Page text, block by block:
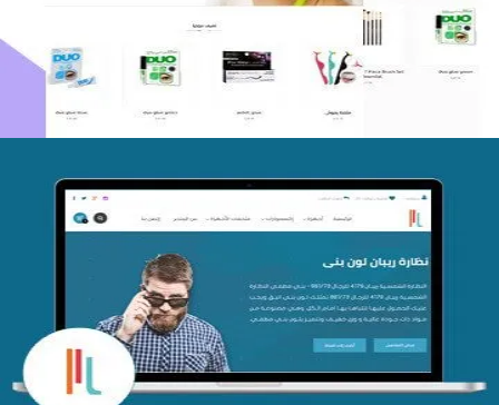
التفاصيل
تصميم متجر اي كير
التفاصيل